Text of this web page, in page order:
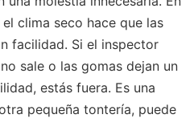
clima seco hace que las
facilidad. Si el inspector
sale o las gomas dejan un
estás fuera. Es una
pequeña tontería, puede